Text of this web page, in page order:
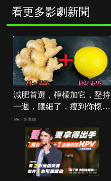
看更多影劇新聞
減肥首選，檸檬加它，堅持
一週，腰細了，瘦到你懷疑
人生
PR・新素簡